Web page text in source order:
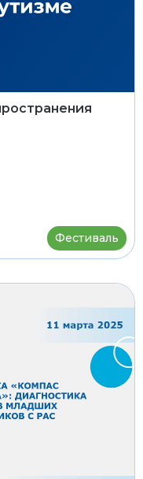
Фестиваль